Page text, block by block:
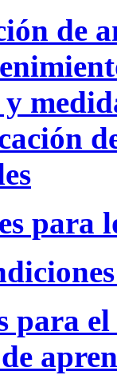
de
para
para